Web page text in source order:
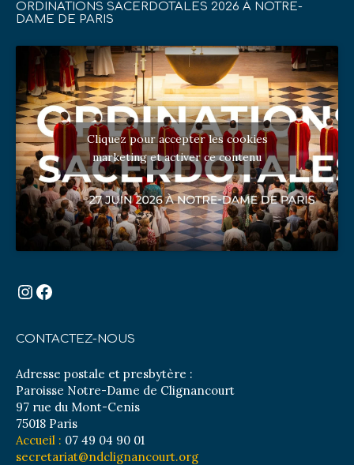
ORDINATIONS SACERDOTALES 2026 À NOTRE-
DAME DE PARIS
Cliquez pour accepter les cookies
marketing et activer ce contenu
Instagram
Facebook
CONTACTEZ-NOUS
Adresse postale et presbytère :
Paroisse Notre-Dame de Clignancourt
97 rue du Mont-Cenis
75018 Paris
Accueil : 07 49 04 90 01
secretariat@ndclignancourt.org